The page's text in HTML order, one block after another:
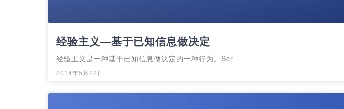
经验主义—基于已知信息做决定
经验主义是一种基于已知信息做决定的一种行为。Scr
2014年5月22日